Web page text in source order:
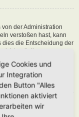
der Administration
verstoßen hast, kann
dies die Entscheidung der
mit dieser
sofern du die nicht
vergeben hat,
Cookies und
Integration
Button "Alles
aktiviert
wir